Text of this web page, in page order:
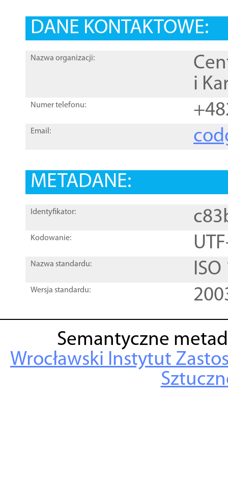
DANE KONTAKTOWE:
Nazwa organizacji:
i
Numer telefonu:
Email:
METADANE:
Identyfikator:
Kodowanie:
Nazwa standardu:
Wersja standardu:
Semantyczne
Wrocławski Instytut